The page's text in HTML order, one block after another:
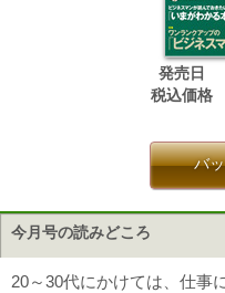
発売日
税込価格
バ
今月号の読みどころ
20～30代にかけては、仕事